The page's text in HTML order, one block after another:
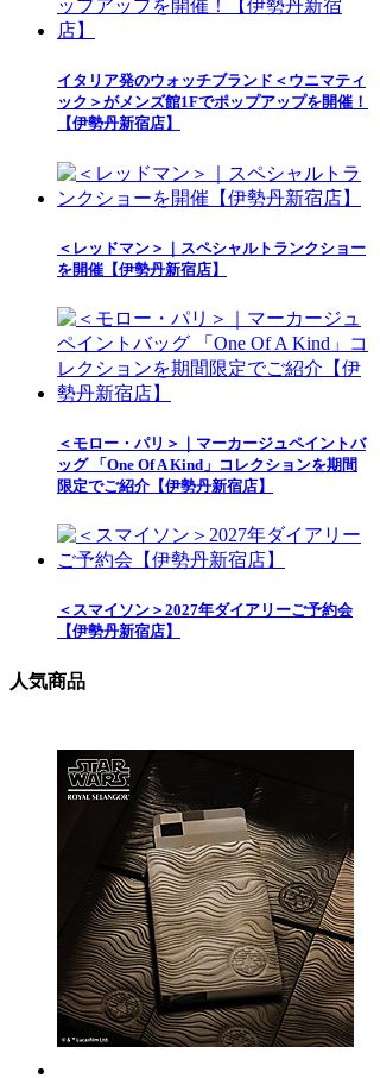
イタリア発のウォッチブランド＜ウニマティ
ック＞がメンズ館1Fでポップアップを開催！
【伊勢丹新宿店】
＜レッドマン＞｜スペシャルトランクショー
を開催【伊勢丹新宿店】
＜モロー・パリ＞｜マーカージュペイントバ
ッグ 「One Of A Kind」コレクションを期間
限定でご紹介【伊勢丹新宿店】
＜スマイソン＞2027年ダイアリーご予約会
【伊勢丹新宿店】
人気商品